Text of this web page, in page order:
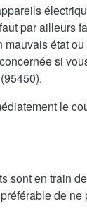
par ailleurs
état
si
le
sont en train
de ne